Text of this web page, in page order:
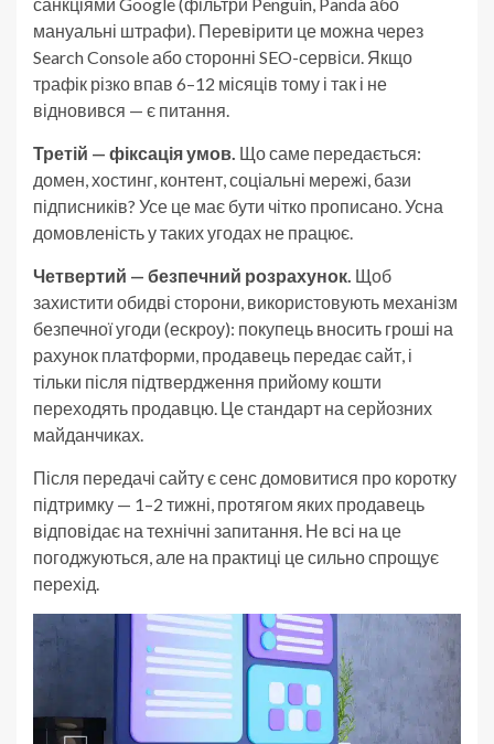
мануальні штрафи). Перевірити це можна через
Search Console або сторонні SEO-сервіси. Якщо
трафік різко впав 6–12 місяців тому і так і не
відновився — є питання.
Третій — фіксація умов. Що саме передається:
домен, хостинг, контент, соціальні мережі, бази
підписників? Усе це має бути чітко прописано. Усна
домовленість у таких угодах не працює.
Четвертий — безпечний розрахунок. Щоб
захистити обидві сторони, використовують механізм
безпечної угоди (ескроу): покупець вносить гроші на
рахунок платформи, продавець передає сайт, і
тільки після підтвердження прийому кошти
переходять продавцю. Це стандарт на серйозних
майданчиках.
Після передачі сайту є сенс домовитися про коротку
підтримку — 1–2 тижні, протягом яких продавець
відповідає на технічні запитання. Не всі на це
погоджуються, але на практиці це сильно спрощує
перехід.